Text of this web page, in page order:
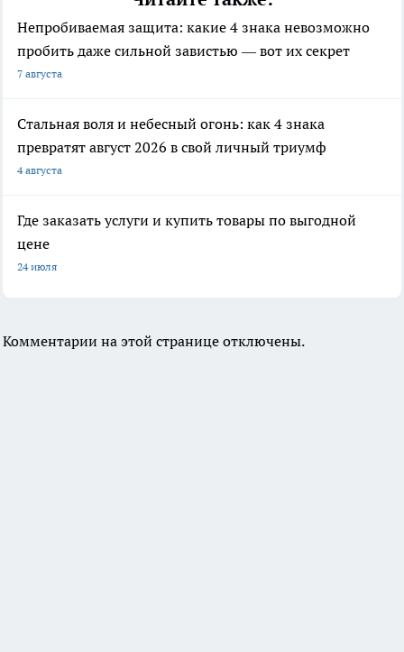
Непробиваемая защита: какие 4 знака невозможно
пробить даже сильной завистью — вот их секрет
7 августа
Стальная воля и небесный огонь: как 4 знака
превратят август 2026 в свой личный триумф
4 августа
Где заказать услуги и купить товары по выгодной
цене
24 июля
Комментарии на этой странице отключены.